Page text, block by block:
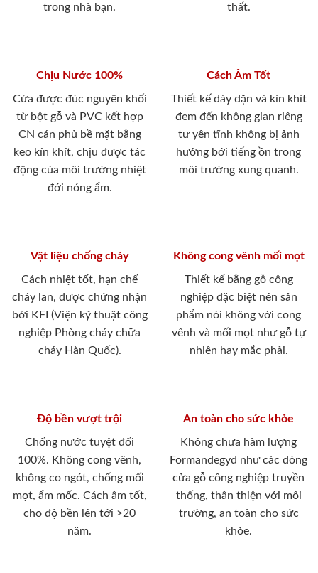
trong nhà bạn.
thất.
Chịu Nước 100%
Cửa được đúc nguyên khối
từ bột gỗ và PVC kết hợp
CN cán phủ bề mặt bằng
keo kín khít, chịu được tác
động của môi trường nhiệt
đới nóng ẩm.
Cách Âm Tốt
Thiết kế dày dặn và kín khít
đem đến không gian riêng
tư yên tĩnh không bị ảnh
hưởng bới tiếng ồn trong
môi trường xung quanh.
Vật liệu chống cháy
Cách nhiệt tốt, hạn chế
cháy lan, được chứng nhận
bởi KFI (Viện kỹ thuật công
nghiệp Phòng cháy chữa
cháy Hàn Quốc).
Không cong vênh mối mọt
Thiết kế bằng gỗ công
nghiệp đặc biệt nên sản
phẩm nói không với cong
vênh và mối mọt như gỗ tự
nhiên hay mắc phải.
Độ bền vượt trội
Chống nước tuyệt đối
100%. Không cong vênh,
không co ngót, chống mối
mọt, ẩm mốc. Cách âm tốt,
cho độ bền lên tới >20
năm.
An toàn cho sức khỏe
Không chưa hàm lượng
Formandegyd như các dòng
cửa gỗ công nghiệp truyền
thống, thân thiện với môi
trường, an toàn cho sức
khỏe.